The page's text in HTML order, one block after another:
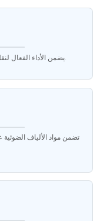
يضمن الأداء الفعال لنقل الإشارة تشغيل الشبكة بشكل مستقر وموثوق.
تضمن مواد الألياف الضوئية